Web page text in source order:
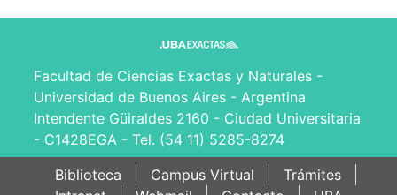
Facultad de Ciencias Exactas y Naturales -
Universidad de Buenos Aires - Argentina
Intendente Güiraldes 2160 - Ciudad Universitaria
- C1428EGA - Tel. (54 11) 5285-8274
Biblioteca
Campus Virtual
Trámites